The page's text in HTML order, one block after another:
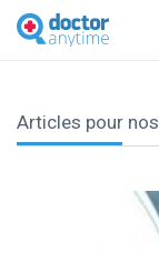
DoctorAnyTime
You
are
hands!
Articles pour